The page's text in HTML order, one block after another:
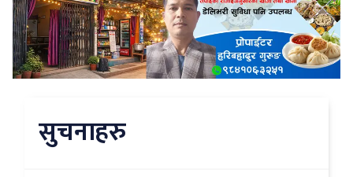
सुचनाहरु